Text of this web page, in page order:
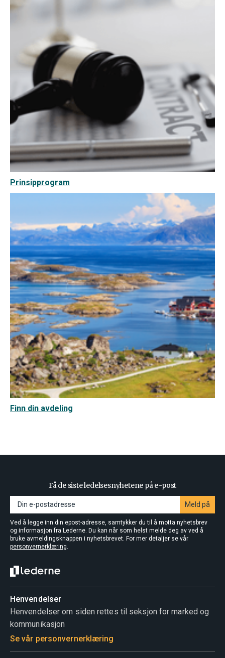
Prinsipprogram
Finn din avdeling
Få de siste ledelsesnyhetene på e-post
Meld på
Ved å legge inn din epost-adresse, samtykker du til å motta nyhetsbrev
og informasjon fra Lederne. Du kan når som helst melde deg av ved å
bruke avmeldingsknappen i nyhetsbrevet. For mer detaljer se vår
personvernerklæring.
Henvendelser
Henvendelser om siden rettes til seksjon for marked og
kommunikasjon
Se vår personvernerklæring